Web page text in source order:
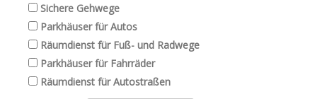
Sichere Gehwege
Parkhäuser für Autos
Räumdienst für Fuß- und Radwege
Parkhäuser für Fahrräder
Räumdienst für Autostraßen